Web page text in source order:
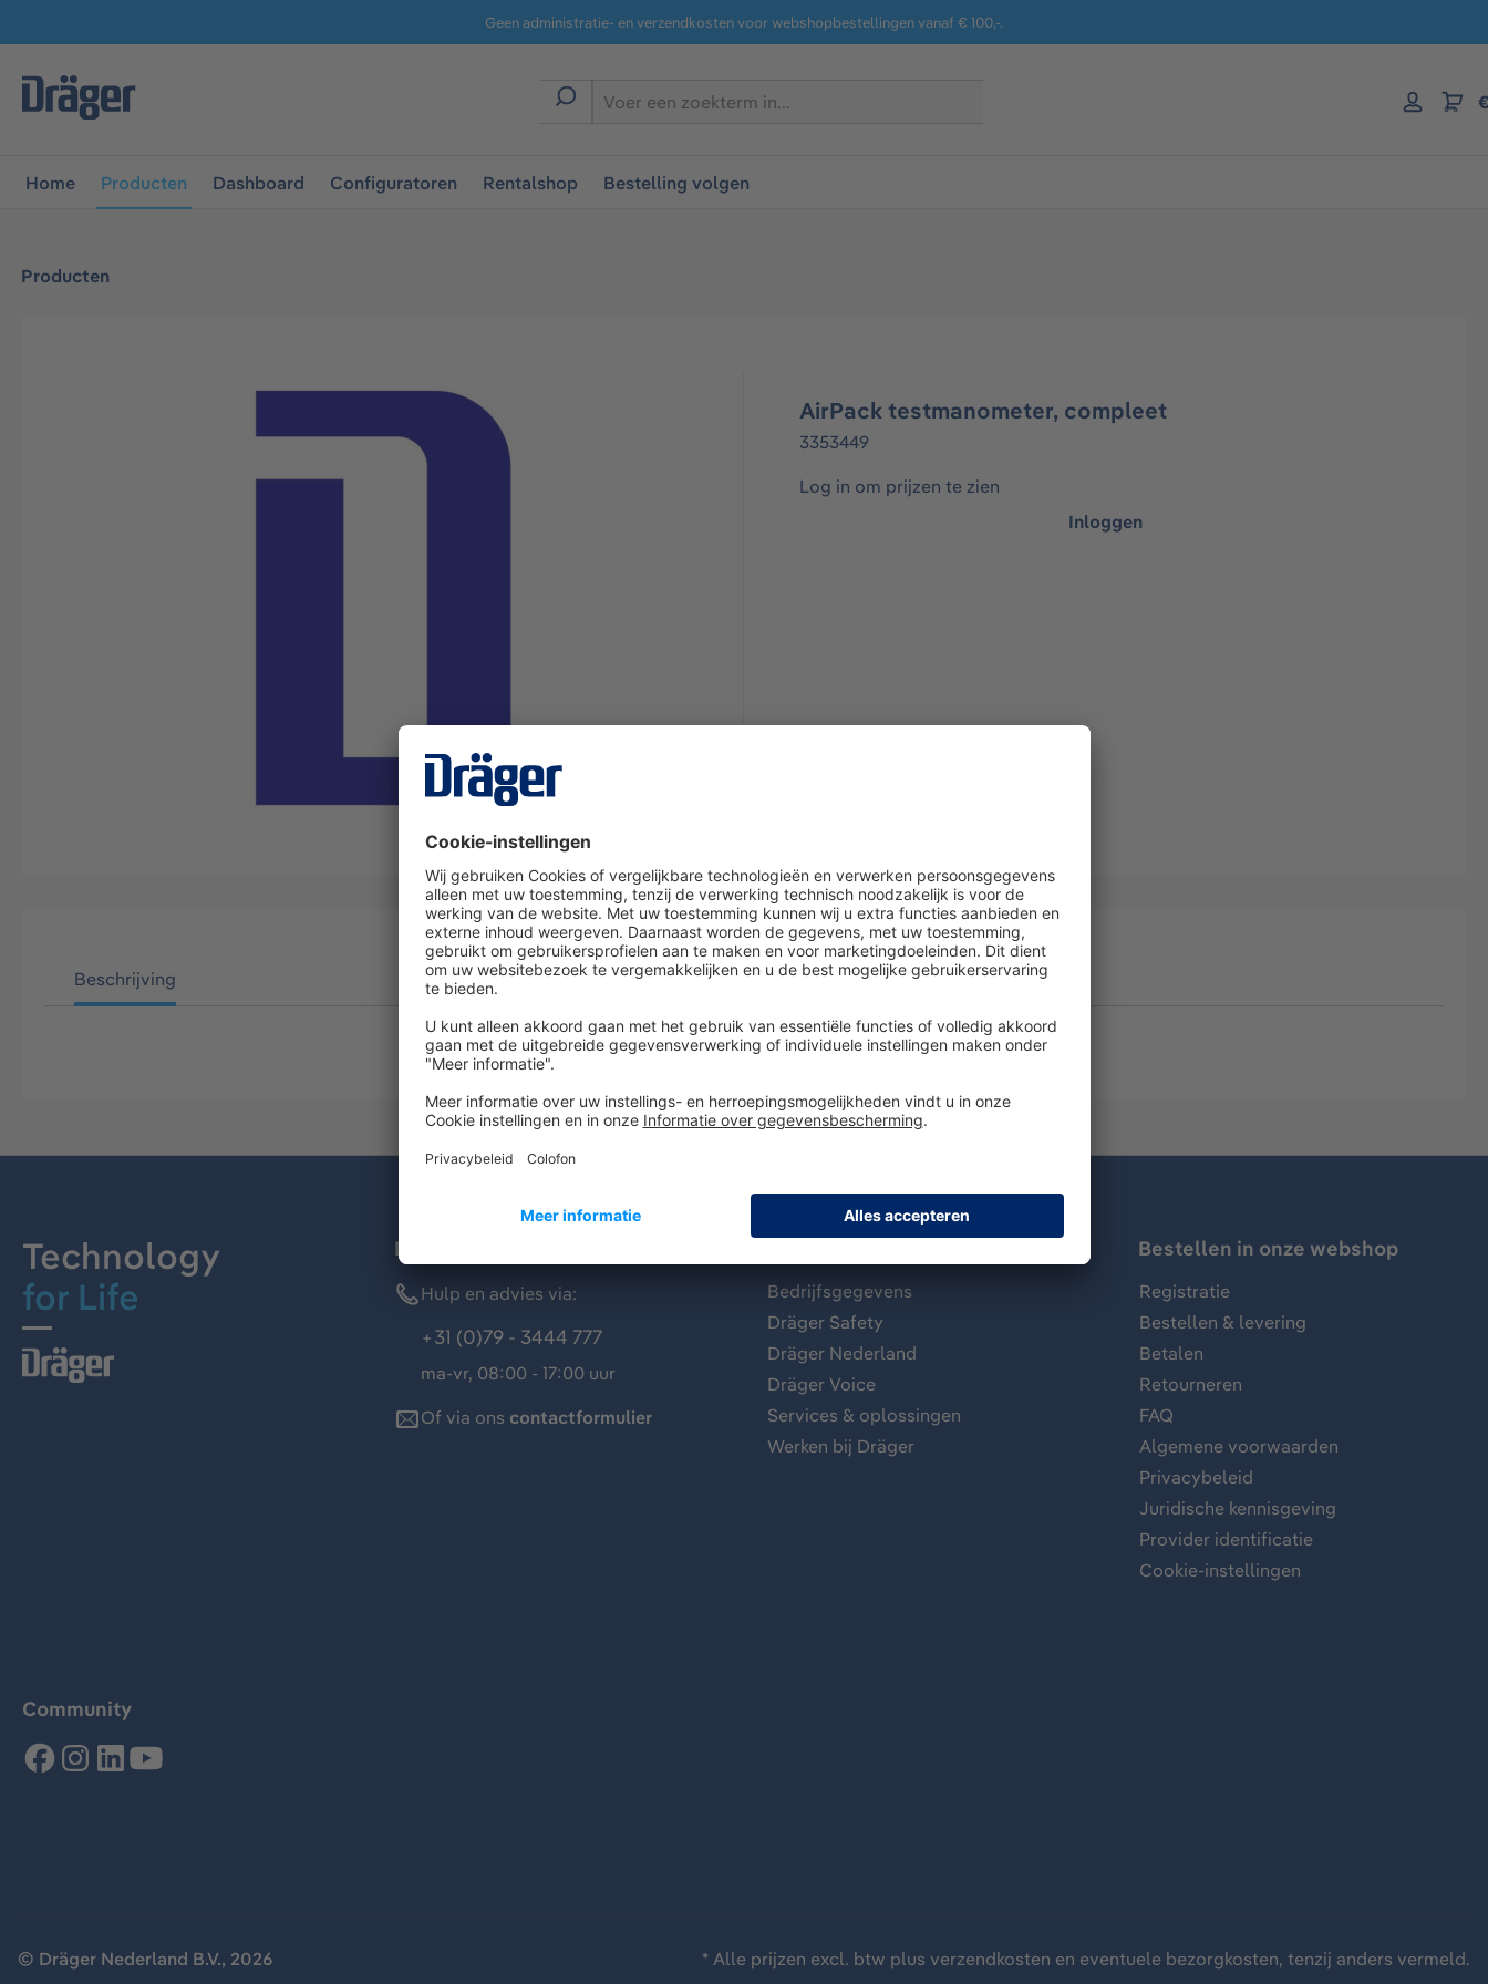
Ga naar navigatie B2B-platformGeen administratie- en verzendkosten voor webshopbestellingen vanaf € 100,-.
Home Producten Dashboard Configuratoren Rentalshop Bestelling volgen
Producten
AirPack testmanometer, compleet
3353449
Log in om prijzen te zien
Inloggen
Beschrijving
Technology
for Life
Dräger klantenservice
Hulp en advies via:
+31 (0)79 - 3444 777
ma-vr, 08:00 - 17:00 uur
Of via ons contactformulier
Bedrijfsgegevens
Dräger Safety
Dräger Nederland
Dräger Voice
Services & oplossingen
Werken bij Dräger
Bestellen in onze webshop
Registratie
Bestellen & levering
Betalen
Retourneren
FAQ
Algemene voorwaarden
Privacybeleid
Juridische kennisgeving
Provider identificatie
Cookie-instellingen
Community
© Dräger Nederland B.V., 2026 * Alle prijzen excl. btw plus verzendkosten en eventuele bezorgkosten, tenzij anders vermeld.